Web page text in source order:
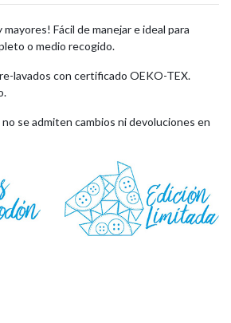
Fácil de manejar e ideal para
o medio recogido.
lavados con certificado OEKO-TEX.
se admiten cambios ni devoluciones en